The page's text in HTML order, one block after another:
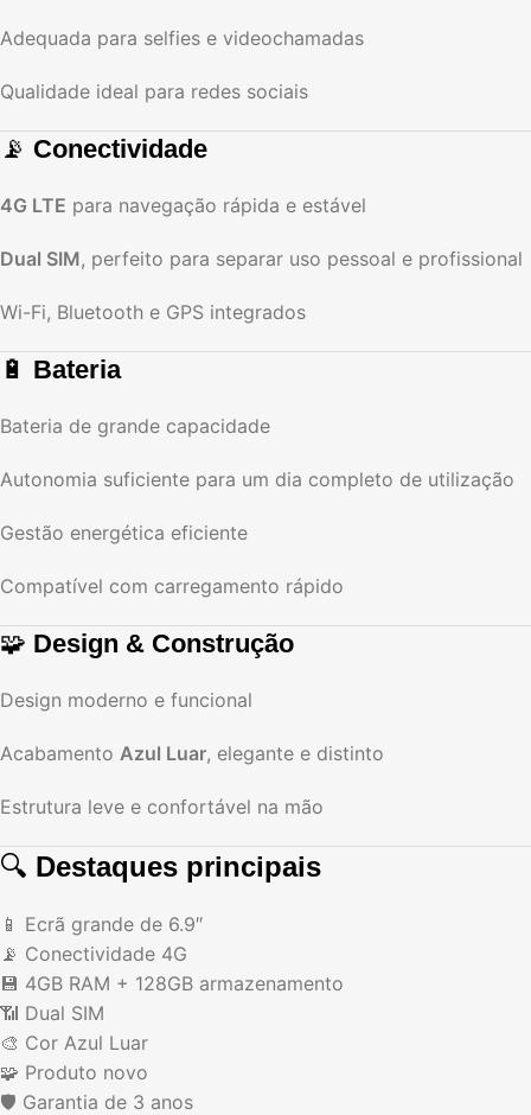
Adequada para selfies e videochamadas
Qualidade ideal para redes sociais
📡 Conectividade
4G LTE para navegação rápida e estável
Dual SIM, perfeito para separar uso pessoal e profissional
Wi-Fi, Bluetooth e GPS integrados
🔋 Bateria
Bateria de grande capacidade
Autonomia suficiente para um dia completo de utilização
Gestão energética eficiente
Compatível com carregamento rápido
🧩 Design & Construção
Design moderno e funcional
Acabamento Azul Luar, elegante e distinto
Estrutura leve e confortável na mão
🔍 Destaques principais
📱 Ecrã grande de 6.9″
📡 Conectividade 4G
💾 4GB RAM + 128GB armazenamento
📶 Dual SIM
🎨 Cor Azul Luar
🧩 Produto novo
🛡️ Garantia de 3 anos